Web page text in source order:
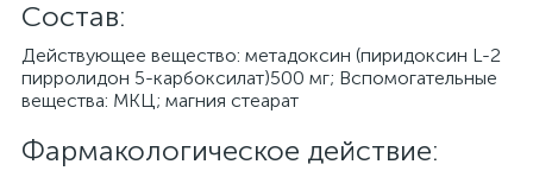
Cостав:
Действующее вещество: метадоксин (пиридоксин L-2
пирролидон 5-карбоксилат)500 мг; Вспомогательные
вещества: МКЦ; магния стеарат
Фармакологическое действие: